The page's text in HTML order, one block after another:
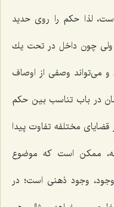
لذا حكم را روى حدید
ولى چون داخل در تحت یك
مى‌تواند وصفى از اوصاف
در باب تناسب بین حكم
مختلفه تفاوت پیدا
ممكن است كه موضوع
وجود ذهنى است؛ در